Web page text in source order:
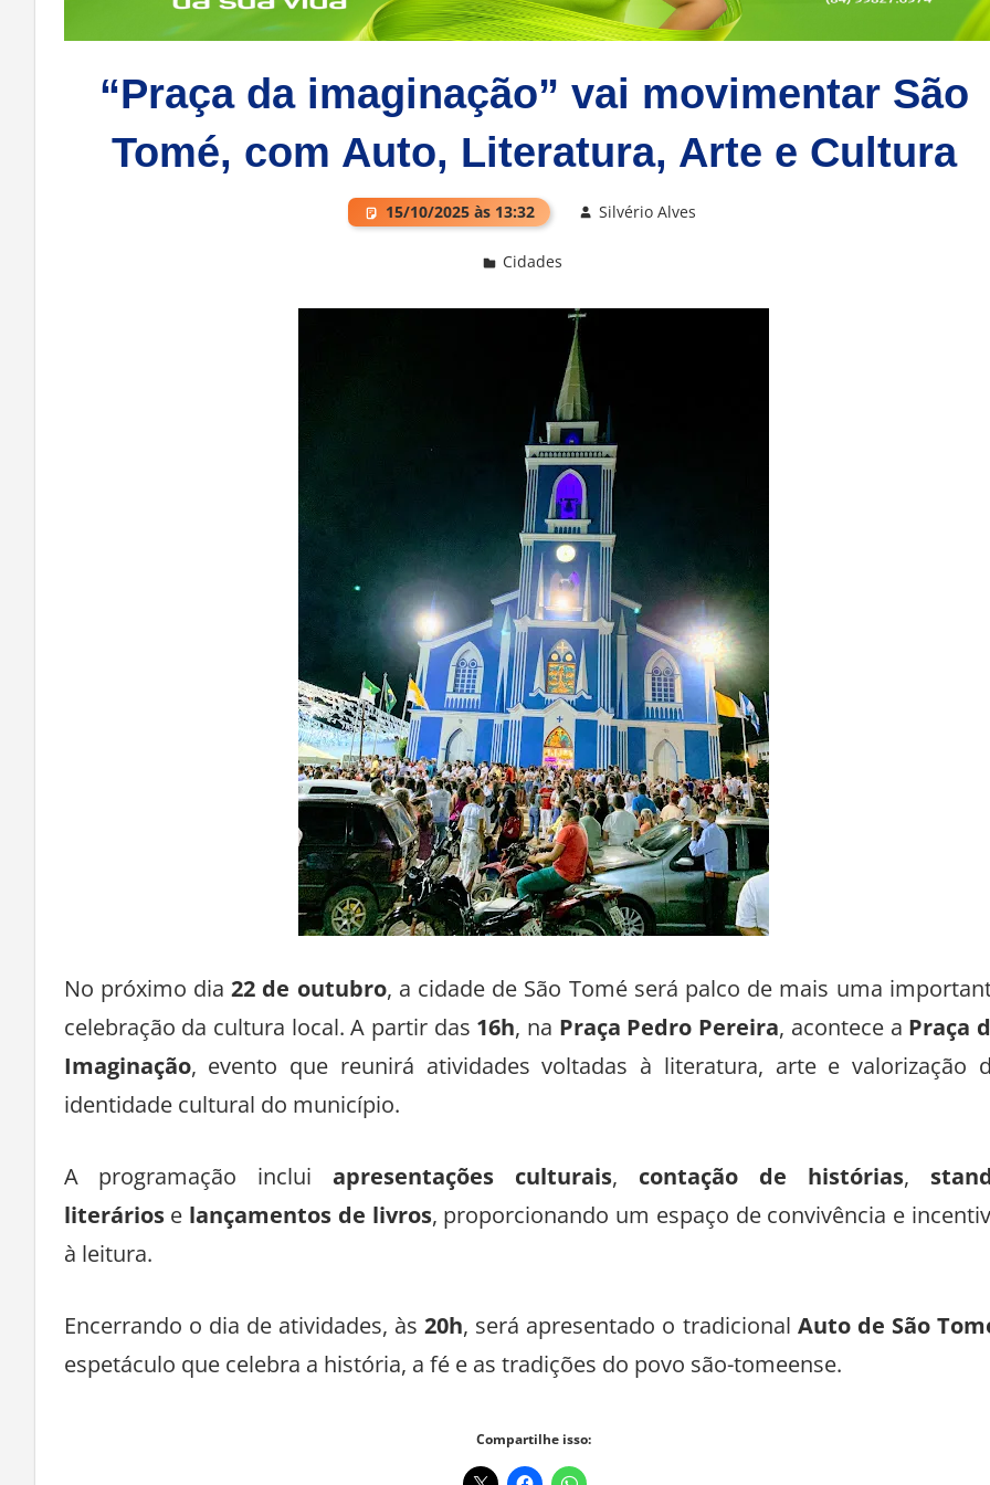
“Praça da imaginação” vai movimentar São
Tomé, com Auto, Literatura, Arte e Cultura
15/10/2025 às 13:32
No próximo dia22 de outubro, a cidade de São Tomé será palco de mais uma
celebração da cultura local. A partir das 16h, na Praça Pedro Pereira, acontece a Praça
Imaginação, evento que reunirá atividades voltadas à literatura, arte e valorização
identidade cultural do município.
A programação incluiapresentações culturais, contação de histórias,
literáriose lançamentos de livros, proporcionando um espaço de convivência e
à leitura.
Encerrando o dia de atividades, às20h, será apresentado o tradicional Auto de São
espetáculo que celebra a história, a fé e as tradições do povo são-tomeense.
Compartilhe isso: